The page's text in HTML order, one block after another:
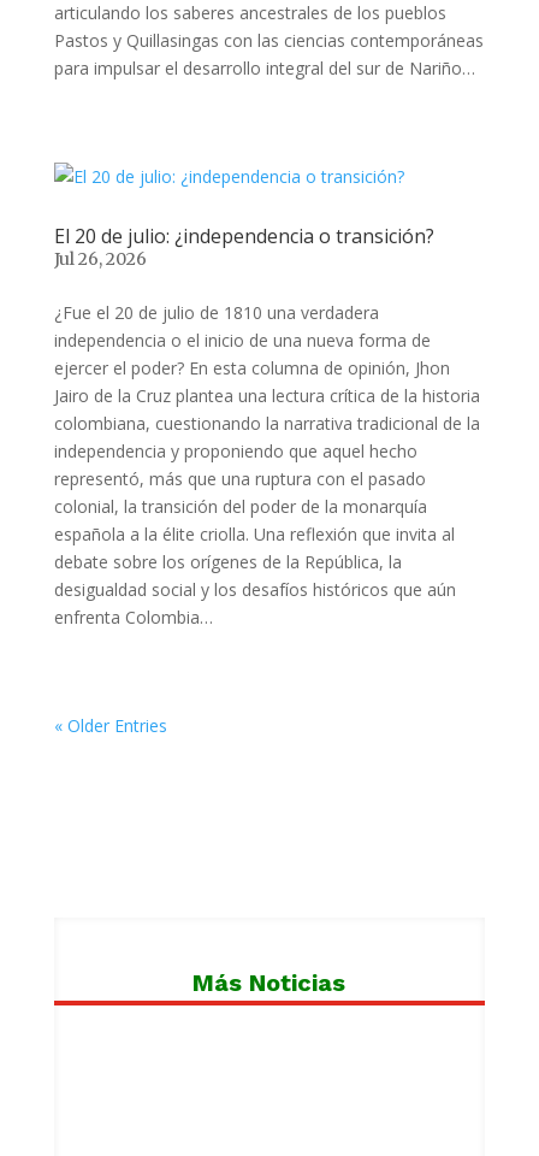
articulando los saberes ancestrales de los pueblos
Pastos y Quillasingas con las ciencias contemporáneas
para impulsar el desarrollo integral del sur de Nariño…
El 20 de julio: ¿independencia o transición?
Jul 26, 2026
¿Fue el 20 de julio de 1810 una verdadera
independencia o el inicio de una nueva forma de
ejercer el poder? En esta columna de opinión, Jhon
Jairo de la Cruz plantea una lectura crítica de la historia
colombiana, cuestionando la narrativa tradicional de la
independencia y proponiendo que aquel hecho
representó, más que una ruptura con el pasado
colonial, la transición del poder de la monarquía
española a la élite criolla. Una reflexión que invita al
debate sobre los orígenes de la República, la
desigualdad social y los desafíos históricos que aún
enfrenta Colombia…
« Older Entries
Más Noticias